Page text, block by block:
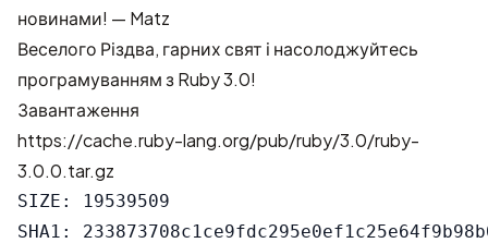
новинами! — Matz
Веселого Різдва, гарних свят і насолоджуйтесь
програмуванням з Ruby 3.0!
Завантаження
https://cache.ruby-lang.org/pub/ruby/3.0/ruby-
3.0.0.tar.gz
SIZE: 19539509
SHA1: